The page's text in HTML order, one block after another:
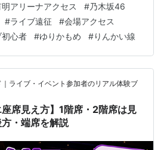
め、出発地によって使いやすいル
の記事では、乃木坂46ライブ遠征
へのアクセス・最寄り駅・東京駅
らの行き方・羽田空港からの行き
明アリーナアクセス #乃木坂46
#ライブ遠征 #会場アクセス
初心者 #ゆりかもめ #りんかい線
｜ライブ・イベント参加者のリアル体験ブ
座席見え方】1階席・2階席は見
・端席を解説